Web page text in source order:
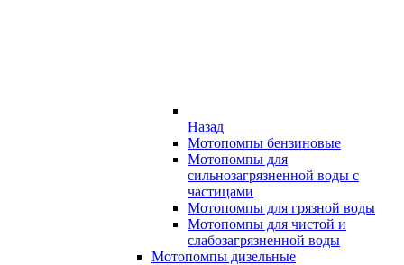
Назад
Мотопомпы бензиновые
Мотопомпы для
сильнозагрязненной воды с
частицами
Мотопомпы для грязной воды
Мотопомпы для чистой и
слабозагрязненной воды
Мотопомпы дизельные